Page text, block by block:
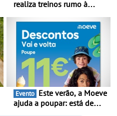
realiza treinos rumo à
Portugal Karting e mira boa
estreia - O Campeonato
Portugal Karting 2026
decorre entre 1 de Março e
6 de Setembro
Evento
ajuda a poupar: está de